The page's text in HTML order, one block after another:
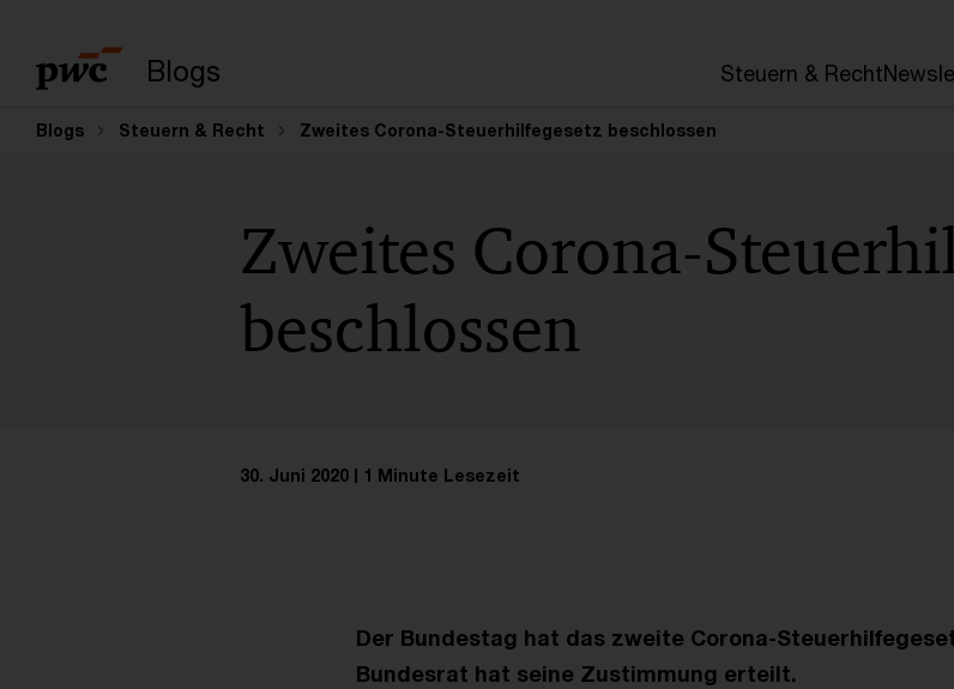
Blogs Steuern & Recht
Blogs Steuern & Recht Zweites Corona-Steuerhilfegesetz beschlossen
Zweites Corona-
beschlossen
30. Juni 2020 1 Minute Lesezeit
Der Bundestag hat das zweite Corona-
Bundesrat hat seine Zustimmung erteilt.